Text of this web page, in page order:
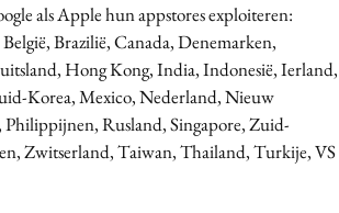
als Apple hun appstores exploiteren:
Brazilië, Canada, Denemarken,
Hong Kong, India, Indonesië, Ierland,
Korea, Mexico, Nederland, Nieuw
Rusland, Singapore, Zuid-
Zwitserland, Taiwan, Thailand, Turkije, VS